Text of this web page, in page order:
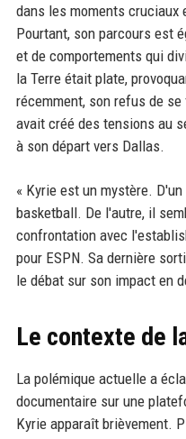
dans les moments cruciaux
Pourtant, son parcours est
et de comportements qui
la Terre était plate,
récemment, son refus de
avait créé des tensions au
à son départ vers Dallas.
« Kyrie est un mystère.
basketball. De l'autre, il
confrontation avec
pour ESPN. Sa dernière
le débat sur son impact en
Le contexte de
La polémique actuelle a
documentaire sur une
Kyrie apparaît brièvement.